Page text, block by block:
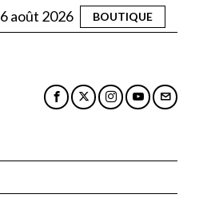
6 août 2026 BOUTIQUE